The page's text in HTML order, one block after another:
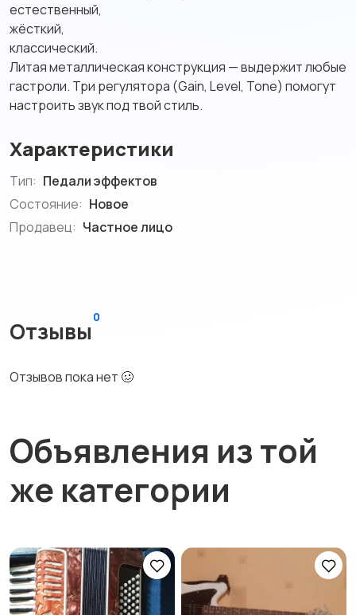
естественный,
жёсткий,
классический.
Литая металлическая конструкция — выдержит любые
гастроли. Три регулятора (Gain, Level, Tone) помогут
настроить звук под твой стиль.
Характеристики
Тип: Педали эффектов
Состояние: Новое
Продавец: Частное лицо
Отзывы
0
Отзывов пока нет 🥴
Объявления из той
же категории